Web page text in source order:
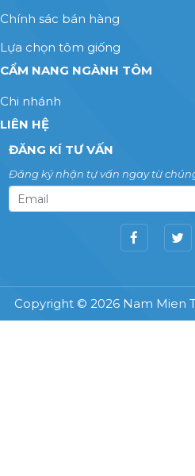
Chính sác bán hàng
Lựa chọn tôm giống
CẨM NANG NGÀNH TÔM
Chi nhánh
LIÊN HỆ
ĐĂNG KÍ TƯ VẤN
Đăng ký nhận tự vấn ngay từ
Copyright © 2026 Nam Mien